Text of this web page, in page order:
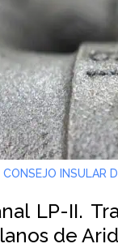
CONSEJO INSULAR
LP-II.
de